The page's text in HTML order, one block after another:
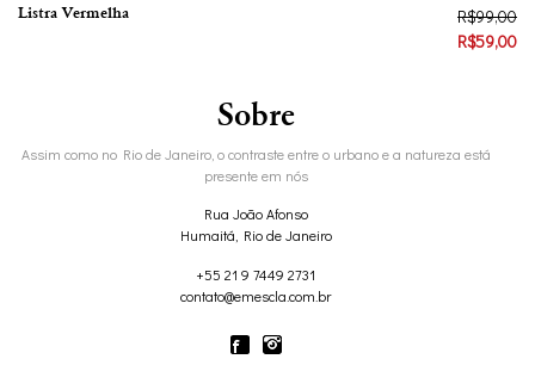
Sobre
Assim como no Rio de Janeiro, o contraste entre o urbano e a natureza está
presente em nós
Rua João Afonso
Humaitá, Rio de Janeiro
+55 21 9 7449 2731
contato@emescla.com.br
Listra Vermelha R$99,00
R$59,00